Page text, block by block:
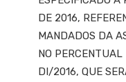
DE 2016,
MANDADOS DA
NO PERCENTUAL
DI/2016, QUE